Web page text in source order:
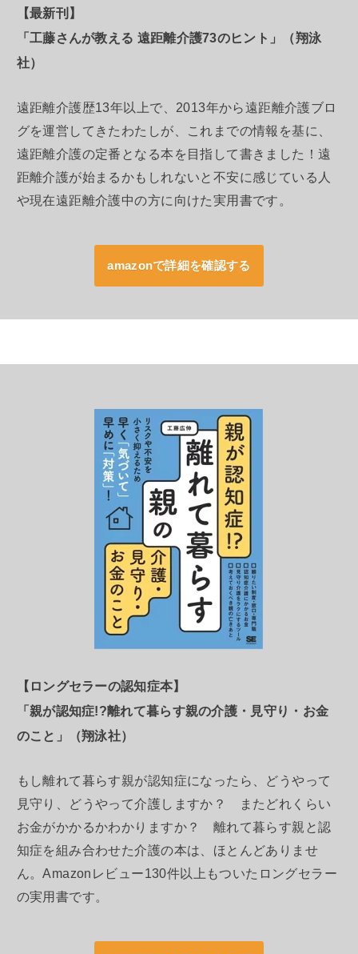
【最新刊】
「工藤さんが教える 遠距離介護73のヒント」（翔泳
社）
遠距離介護歴13年以上で、2013年から遠距離介護ブロ
グを運営してきたわたしが、これまでの情報を基に、
遠距離介護の定番となる本を目指して書きました！遠
距離介護が始まるかもしれないと不安に感じている人
や現在遠距離介護中の方に向けた実用書です。
amazonで詳細を確認する
【ロングセラーの認知症本】
「親が認知症!?離れて暮らす親の介護・見守り・お金
のこと」（翔泳社）
もし離れて暮らす親が認知症になったら、どうやって
見守り、どうやって介護しますか？ またどれくらい
お金がかかるかわかりますか？ 離れて暮らす親と認
知症を組み合わせた介護の本は、ほとんどありませ
ん。Amazonレビュー130件以上もついたロングセラー
の実用書です。